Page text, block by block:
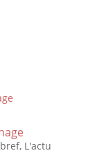
bref, L'actu